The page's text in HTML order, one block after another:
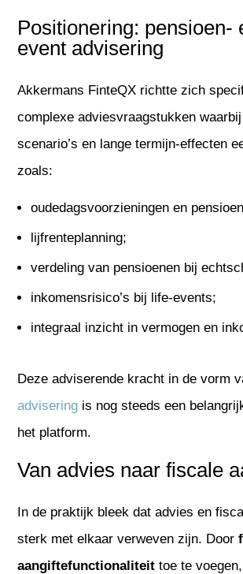
Positionering: pensioen-
event advisering
Akkermans FinteQX richtte zich
complexe adviesvraagstukken
scenario’s en lange termijn-effecten
zoals:
oudedagsvoorzieningen en
lijfrenteplanning;
verdeling van pensioenen bij
inkomensrisico’s bij life-events;
integraal inzicht in vermogen en
Deze adviserende kracht in de vorm
advisering is nog steeds een
het platform.
Van advies naar fiscale
In de praktijk bleek dat advies en
sterk met elkaar verweven zijn. Door
aangiftefunctionaliteit toe te